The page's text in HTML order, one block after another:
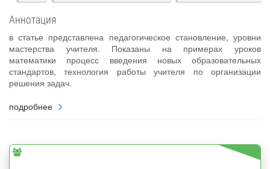
Аннотация
в статье представлена педагогическое становление, уровни
мастерства учителя. Показаны на примерах уроков
математики процесс введения новых образовательных
стандартов, технология работы учителя по организации
решения задач.
подробнее